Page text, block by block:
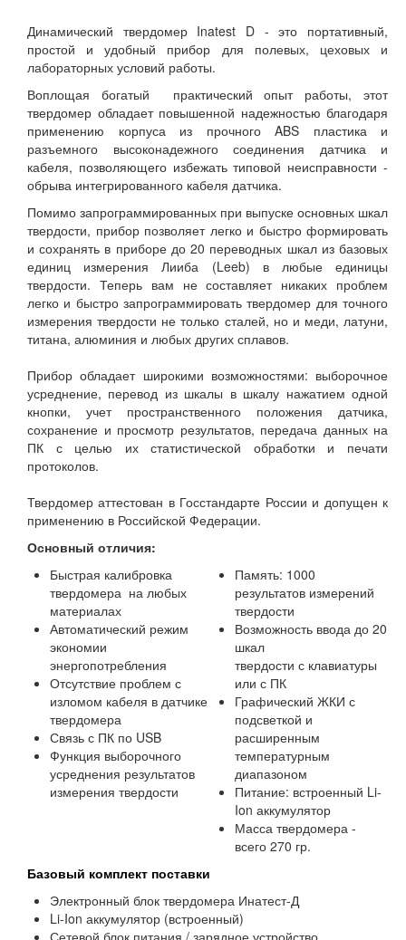
Динамический твердомер Inatest D - это портативный,
простой и удобный прибор для полевых, цеховых и
лабораторных условий работы.
Воплощая богатый практический опыт работы, этот
твердомер обладает повышенной надежностью благодаря
применению корпуса из прочного ABS пластика и
разъемного высоконадежного соединения датчика и
кабеля, позволяющего избежать типовой неисправности -
обрыва интегрированного кабеля датчика.
Помимо запрограммированных при выпуске основных шкал
твердости, прибор позволяет легко и быстро формировать
и сохранять в приборе до 20 переводных шкал из базовых
единиц измерения Лииба (Leeb) в любые единицы
твердости. Теперь вам не составляет никаких проблем
легко и быстро запрограммировать твердомер для точного
измерения твердости не только сталей, но и меди, латуни,
титана, алюминия и любых других сплавов.
Прибор обладает широкими возможностями: выборочное
усреднение, перевод из шкалы в шкалу нажатием одной
кнопки, учет пространственного положения датчика,
сохранение и просмотр результатов, передача данных на
ПК с целью их статистической обработки и печати
протоколов.
Твердомер аттестован в Госстандарте России и допущен к
применению в Российской Федерации.
Основный отличия:
Быстрая калибровка
твердомера на любых
материалах
Автоматический режим
экономии
энергопотребления
Отсутствие проблем с
изломом кабеля в датчике
твердомера
Связь с ПК по USB
Функция выборочного
усреднения результатов
измерения твердости
Память: 1000
результатов измерений
твердости
Возможность ввода до 20
шкал
твердости с клавиатуры
или с ПК
Графический ЖКИ с
подсветкой и
расширенным
температурным
диапазоном
Питание: встроенный Li-
Ion аккумулятор
Масса твердомера -
всего 270 гр.
Базовый комплект поставки
Электронный блок твердомера Инатест-Д
Li-Ion аккумулятор (встроенный)
Сетевой блок питания / зарядное устройство